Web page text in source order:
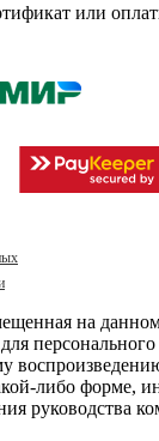
или
на
либо форме,
руководства